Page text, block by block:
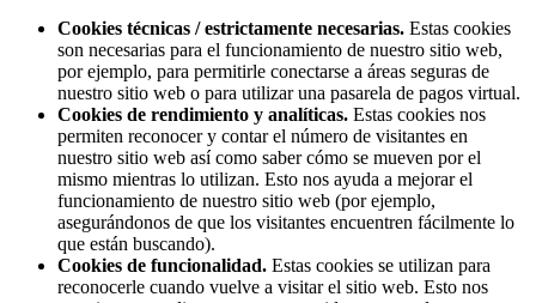
Cookies técnicas / estrictamente necesarias. Estas cookies
son necesarias para el funcionamiento de nuestro sitio web,
por ejemplo, para permitirle conectarse a áreas seguras de
nuestro sitio web o para utilizar una pasarela de pagos virtual.
Cookies de rendimiento y analíticas. Estas cookies nos
permiten reconocer y contar el número de visitantes en
nuestro sitio web así como saber cómo se mueven por el
mismo mientras lo utilizan. Esto nos ayuda a mejorar el
funcionamiento de nuestro sitio web (por ejemplo,
asegurándonos de que los visitantes encuentren fácilmente lo
que están buscando).
Cookies de funcionalidad. Estas cookies se utilizan para
reconocerle cuando vuelve a visitar el sitio web. Esto nos